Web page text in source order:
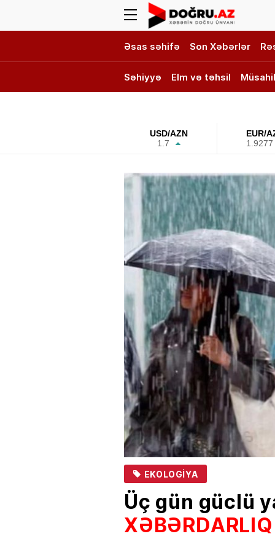
Əsas səhifə Son Xəbərlər
Səhiyyə Elm və təhsil
USD/AZN
1.7
EUR/
1.9277
EKOLOGIYA
Üç gün güclü
XƏBƏRDARLIQ